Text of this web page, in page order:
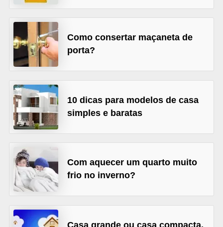
Como consertar maçaneta de
porta?
10 dicas para modelos de casa
simples e baratas
Com aquecer um quarto muito
frio no inverno?
Casa grande ou casa compacta,
n
s
t
r
u
r
e
r
f
o
r
a